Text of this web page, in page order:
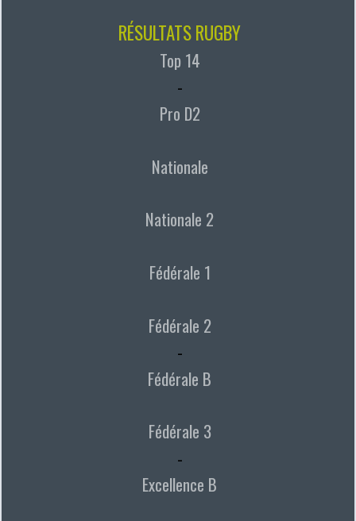
RÉSULTATS RUGBY
Top 14
-
Pro D2
Nationale
Nationale 2
Fédérale 1
Fédérale 2
-
Fédérale B
Fédérale 3
-
Excellence B